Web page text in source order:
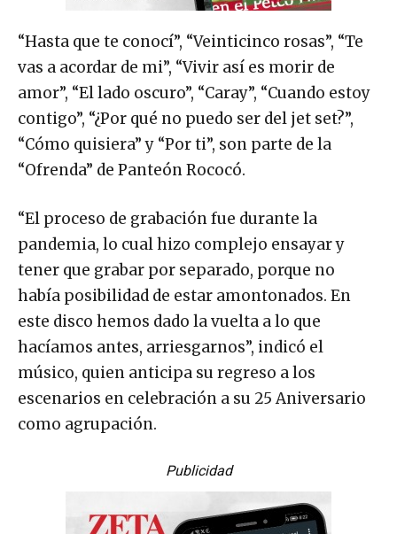
“Hasta que te conocí”, “Veinticinco rosas”, “Te
vas a acordar de mi”, “Vivir así es morir de
amor”, “El lado oscuro”, “Caray”, “Cuando estoy
contigo”, “¿Por qué no puedo ser del jet set?”,
“Cómo quisiera” y “Por ti”, son parte de la
“Ofrenda” de Panteón Rococó.
“El proceso de grabación fue durante la
pandemia, lo cual hizo complejo ensayar y
tener que grabar por separado, porque no
había posibilidad de estar amontonados. En
este disco hemos dado la vuelta a lo que
hacíamos antes, arriesgarnos”, indicó el
músico, quien anticipa su regreso a los
escenarios en celebración a su 25 Aniversario
como agrupación.
Publicidad